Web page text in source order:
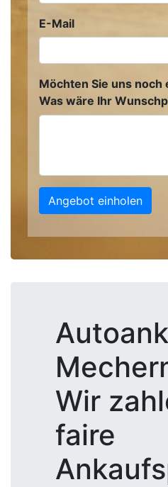
E-Mail
Möchten Sie uns
Was wäre Ihr
Angebot einholen
Wir
faire